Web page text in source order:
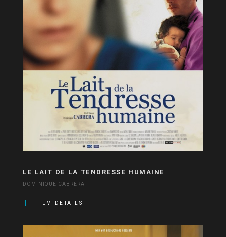
LE LAIT DE LA TENDRESSE HUMAINE
DOMINIQUE CABRERA
FILM DETAILS